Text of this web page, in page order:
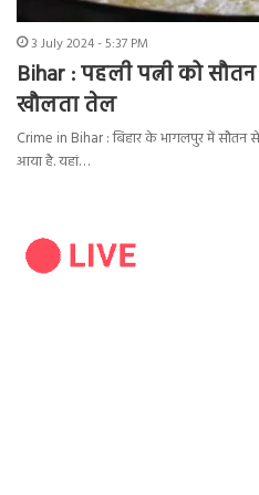
3 July 2024 - 5:37 PM
Bihar : पहली पत्नी को
खौलता तेल
Crime in Bihar : बिहार के भागलपुर में सौतन
आया है. यहां…